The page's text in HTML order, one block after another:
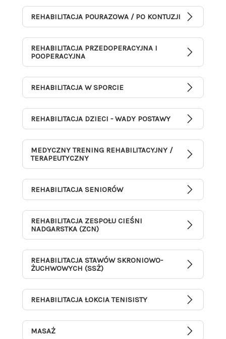
REHABILITACJA POURAZOWA / PO KONTUZJI
REHABILITACJA PRZEDOPERACYJNA I
POOPERACYJNA
REHABILITACJA W SPORCIE
REHABILITACJA DZIECI - WADY POSTAWY
MEDYCZNY TRENING REHABILITACYJNY /
TERAPEUTYCZNY
REHABILITACJA SENIORÓW
REHABILITACJA ZESPOŁU CIEŚNI
NADGARSTKA (ZCN)
REHABILITACJA STAWÓW SKRONIOWO-
ŻUCHWOWYCH (SSŻ)
REHABILITACJA ŁOKCIA TENISISTY
MASAŻ